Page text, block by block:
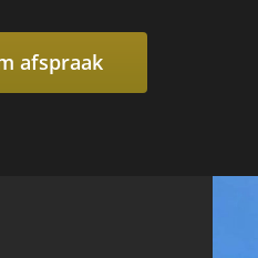
afspraak